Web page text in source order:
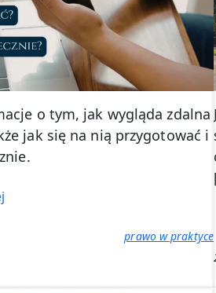
o tym, jak wygląda zdalna
jak się na nią przygotować i
:
prawo w praktyce